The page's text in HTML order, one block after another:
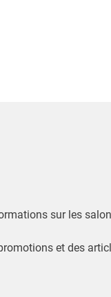
sur les
et des